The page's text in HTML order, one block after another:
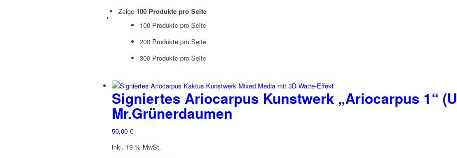
Zeige 100 Produkte pro Seite
100 Produkte pro Seite
200 Produkte pro Seite
300 Produkte pro Seite
Signiertes Ariocarpus Kunstwerk „Ariocarpus 1“
Mr.Grünerdaumen
50,00 €
inkl. 19 % MwSt.